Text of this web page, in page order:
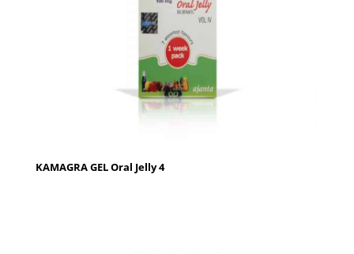
KAMAGRA GEL Oral Jelly 4